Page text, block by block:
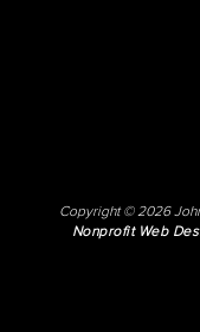
Copyright © 2026
Nonprofit Web